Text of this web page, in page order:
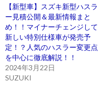
【新型車】スズキ新型ハスラ
ー見積公開＆最新情報まと
め！！マイナーチェンジして
新しい特別仕様車が発売予
定！？人気のハスラー変更点
を中心に徹底解説！！
2024年3月22日
SUZUKI